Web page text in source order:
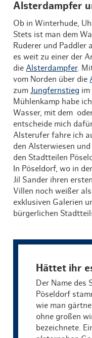
Alsterdampfer
Ob in Winterhude,
Stets ist man dem
Ruderer und Paddler
es weit zu einer der
dieAlsterdampfer.
vom Norden über die
zumJungfernstieg im
Mühlenkamp habe
Wasser, mit dem
entscheide mich
Alsterufer fahre ich
den Alsterwiesen
den Stadtteilen
In Pöseldorf, wo in
Jil Sander ihren
Villen noch weißer
exklusiven Galerien
bürgerlichen
Hättet ihr
Der Name des
Pöseldorf
wie man
ohne großen
bezeichnete.